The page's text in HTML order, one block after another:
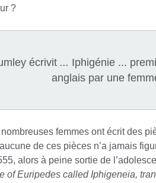
?
écrivit... Iphigénie ...
anglais par une
femmes ont écrit des
de ces pièces n’a jamais
alors à peine sortie de
of Euripedes called Iphigeneia,